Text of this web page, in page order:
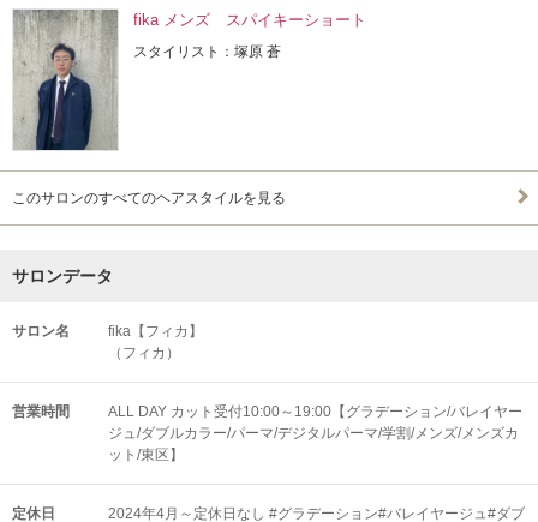
fika メンズ スパイキーショート
スタイリスト：塚原 蒼
このサロンのすべてのヘアスタイルを見る
サロンデータ
サロン名
fika【フィカ】
（フィカ）
営業時間
ALL DAY カット受付10:00～19:00【グラデーション/バレイヤー
ジュ/ダブルカラー/パーマ/デジタルパーマ/学割/メンズ/メンズカ
ット/東区】
定休日 2024年4月～定休日なし #グラデーション#バレイヤージュ#ダブ